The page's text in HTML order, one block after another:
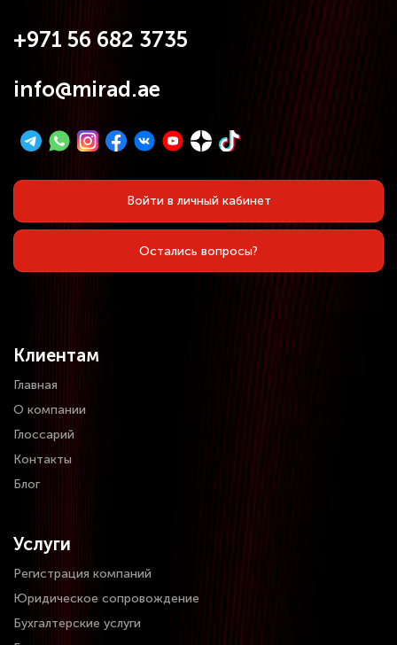
Клиентам
Главная
О компании
Глоссарий
Контакты
Блог
Услуги
Регистрация компаний
Юридическое сопровождение
Бухгалтерские услуги
Войти в личный кабинет
Остались вопросы?
+971 56 682 3735
info@mirad.ae